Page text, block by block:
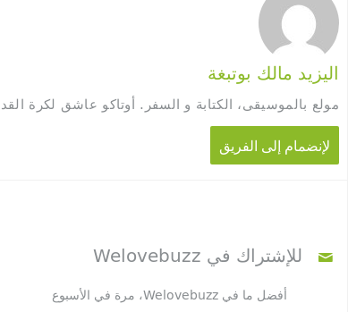
اليزيد مالك بوتبغة
مولع بالموسيقى، الكتابة و السفر. أوتاكو عاشق لكرة
لإنضمام إلى الفريق
للإشتراك في Welovebuzz
أفضل ما في Welovebuzz، مرة في الأسبوع